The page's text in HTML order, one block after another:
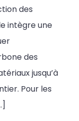
des
intègre une
des
jusqu’à
Pour les